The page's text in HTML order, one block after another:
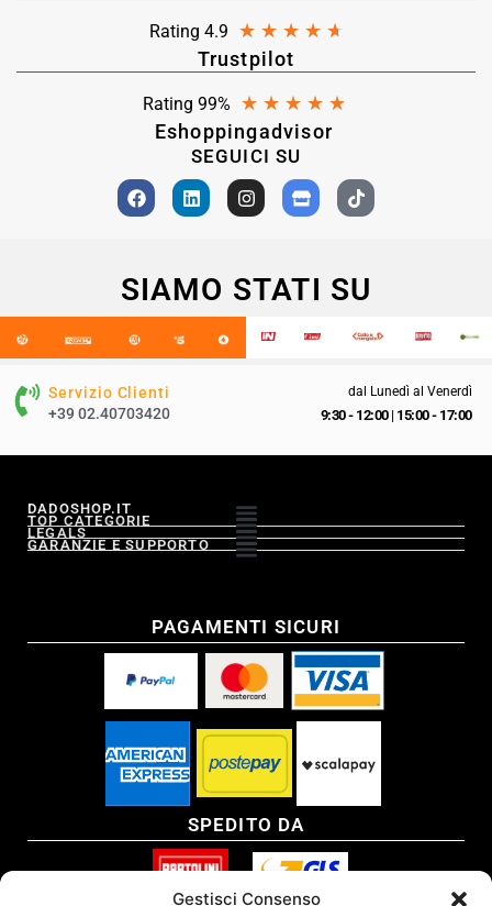
Gestisci Consenso
Rating 4.9 ★ ★ ★ ★ ★
Trustpilot
Rating 99% ★ ★ ★ ★ ★
Eshoppingadvisor
SEGUICI SU
SIAMO STATI SU
Servizio Clienti
+39 02.40703420
dal Lunedì al Venerdì
9:30 - 12:00| 15:00 - 17:00
DADOSHOP.IT
TOP CATEGORIE
LEGALS
GARANZIE E SUPPORTO
PAGAMENTI SICURI
SPEDITO DA